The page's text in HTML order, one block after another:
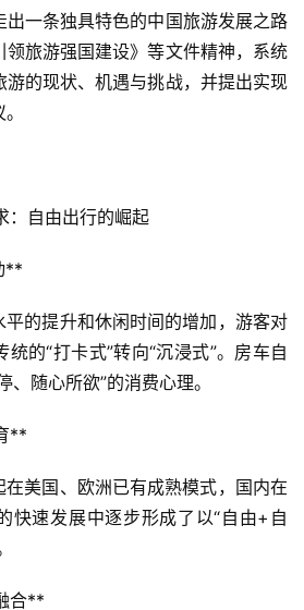
一条独具特色的中国旅游发展之路
旅游强国建设》等文件精神，系统
游的现状、机遇与挑战，并提出实现
。
：自由出行的崛起
**
的“打卡式”转向“沉浸式”。房车自
、随心所欲”的消费心理。
**
快速发展中逐步形成了以“自由+自
合**